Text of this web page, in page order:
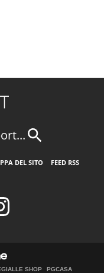
DEL SITO
FEED RSS
SHOP
PGCASA